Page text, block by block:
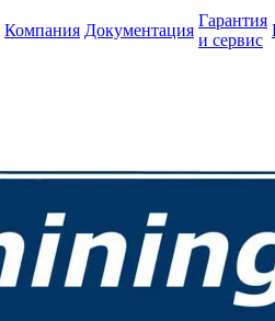
Компания Документация
Гарантия
и сервис